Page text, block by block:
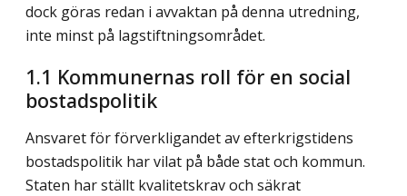
dock göras redan i avvaktan på denna utredning,
inte minst på lagstiftningsområdet.
1.1 Kommunernas roll för en social
bostadspolitik
Ansvaret för förverkligandet av efterkrigstidens
bostadspolitik har vilat på både stat och kommun.
Staten har ställt kvalitetskrav och säkrat